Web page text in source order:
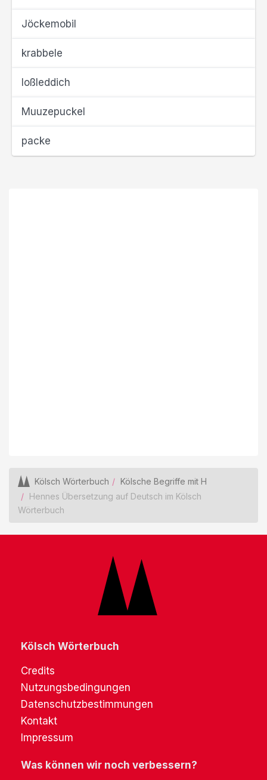
Jöckemobil
krabbele
loßleddich
Muuzepuckel
packe
Kölsch Wörterbuch
Kölsche Begriffe mit H
Hennes Übersetzung auf Deutsch im Kölsch
Wörterbuch
Kölsch Wörterbuch
Credits
Nutzungsbedingungen
Datenschutzbestimmungen
Kontakt
Impressum
Was können wir noch verbessern?